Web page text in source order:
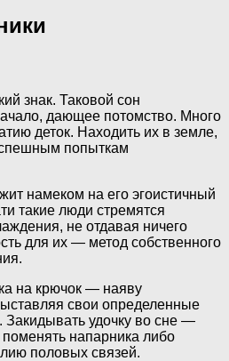
знак. Таковой сон
дающее потомство. Много
деток. Находить их в земле,
попыткам
намеком на его эгоистичный
такие люди стремятся
не отдавая ничего
для их — метод собственного
на крючок — наяву
свои определенные
Закидывать удочку во сне —
напарника либо
половых связей.